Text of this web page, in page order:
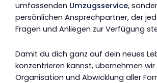
umfassenden Umzugsservice,
persönlichen Ansprechpartner, der
Fragen und Anliegen zur Verfügung
Damit du dich ganz auf dein neues
konzentrieren kannst, übernehmen
Organisation und Abwicklung aller